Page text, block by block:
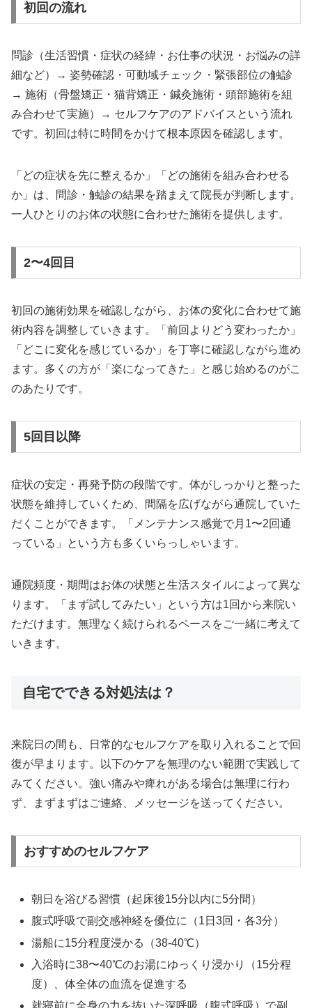
初回の流れ
問診（生活習慣・症状の経緯・お仕事の状況・お悩みの詳
細など）→ 姿勢確認・可動域チェック・緊張部位の触診
→ 施術（骨盤矯正・猫背矯正・鍼灸施術・頭部施術を組
み合わせて実施）→ セルフケアのアドバイスという流れ
です。初回は特に時間をかけて根本原因を確認します。
「どの症状を先に整えるか」「どの施術を組み合わせる
か」は、問診・触診の結果を踏まえて院長が判断します。
一人ひとりのお体の状態に合わせた施術を提供します。
2〜4回目
初回の施術効果を確認しながら、お体の変化に合わせて施
術内容を調整していきます。「前回よりどう変わったか」
「どこに変化を感じているか」を丁寧に確認しながら進め
ます。多くの方が「楽になってきた」と感じ始めるのがこ
のあたりです。
5回目以降
症状の安定・再発予防の段階です。体がしっかりと整った
状態を維持していくため、間隔を広げながら通院していた
だくことができます。「メンテナンス感覚で月1〜2回通
っている」という方も多くいらっしゃいます。
通院頻度・期間はお体の状態と生活スタイルによって異な
ります。「まず試してみたい」という方は1回から来院い
ただけます。無理なく続けられるペースをご一緒に考えて
いきます。
自宅でできる対処法は？
来院日の間も、日常的なセルフケアを取り入れることで回
復が早まります。以下のケアを無理のない範囲で実践して
みてください。強い痛みや痺れがある場合は無理に行わ
ず、まずまずはご連絡、メッセージを送ってください。
おすすめのセルフケア
朝日を浴びる習慣（起床後15分以内に5分間）
腹式呼吸で副交感神経を優位に（1日3回・各3分）
湯船に15分程度浸かる（38-40℃）
入浴時に38〜40℃のお湯にゆっくり浸かり（15分程
度）、体全体の血流を促進する
就寝前に全身の力を抜いた深呼吸（腹式呼吸）で副